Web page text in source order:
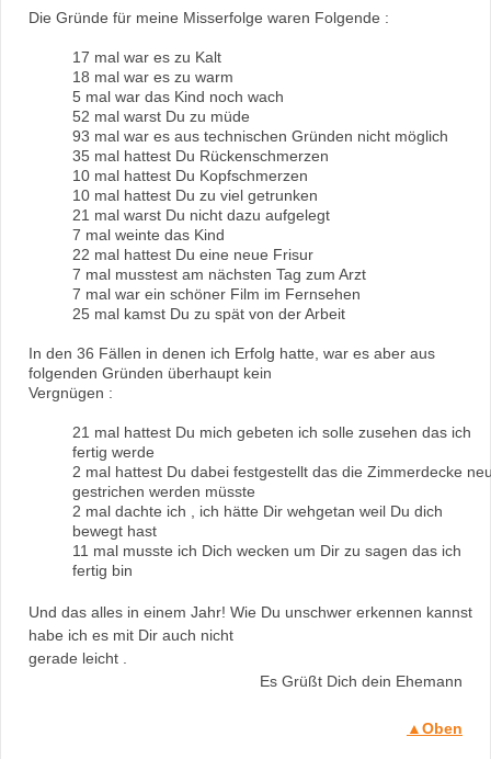
Die Gründe für meine Misserfolge waren Folgende :
17 mal war es zu Kalt
18 mal war es zu warm
5 mal war das Kind noch wach
52 mal warst Du zu müde
93 mal war es aus technischen Gründen nicht möglich
35 mal hattest Du Rückenschmerzen
10 mal hattest Du Kopfschmerzen
10 mal hattest Du zu viel getrunken
21 mal warst Du nicht dazu aufgelegt
7 mal weinte das Kind
22 mal hattest Du eine neue Frisur
7 mal musstest am nächsten Tag zum Arzt
7 mal war ein schöner Film im Fernsehen
25 mal kamst Du zu spät von der Arbeit
In den 36 Fällen in denen ich Erfolg hatte, war es aber aus
folgenden Gründen überhaupt kein
Vergnügen :
21 mal hattest Du mich gebeten ich solle zusehen das ich
fertig werde
2 mal hattest Du dabei festgestellt das die Zimmerdecke
gestrichen werden müsste
2 mal dachte ich , ich hätte Dir wehgetan weil Du dich
bewegt hast
11 mal musste ich Dich wecken um Dir zu sagen das ich
fertig bin
Und das alles in einem Jahr! Wie Du unschwer erkennen kannst
habe ich es mit Dir auch nicht
gerade leicht .
Es Grüßt Dich dein
▲Oben